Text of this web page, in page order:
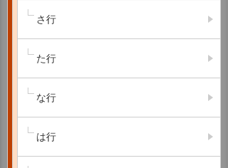
さ行
た行
な行
は行